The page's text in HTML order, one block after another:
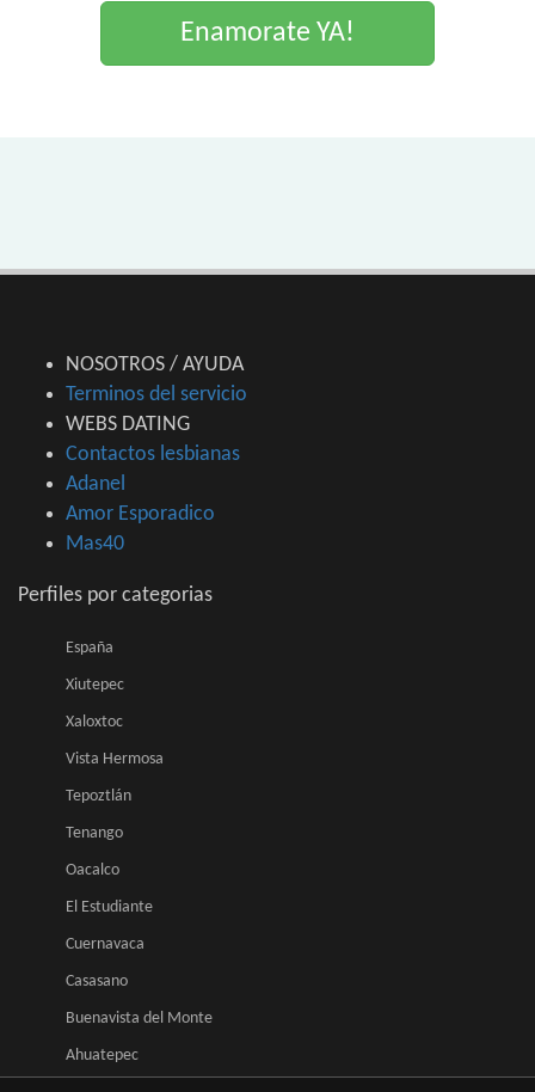
Enamorate YA!
NOSOTROS / AYUDA
Terminos del servicio
WEBS DATING
Contactos lesbianas
Adanel
Amor Esporadico
Mas40
Perfiles por categorias
España
Xiutepec
Xaloxtoc
Vista Hermosa
Tepoztlán
Tenango
Oacalco
El Estudiante
Cuernavaca
Casasano
Buenavista del Monte
Ahuatepec